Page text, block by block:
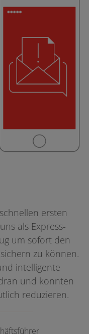
ersten
als Express-
um sofort den
zu können.
intelligente
und konnten
reduzieren.